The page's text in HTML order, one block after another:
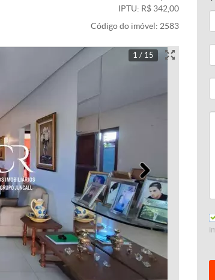
IPTU: R$ 342,00
Código do imóvel: 2583
1 / 15